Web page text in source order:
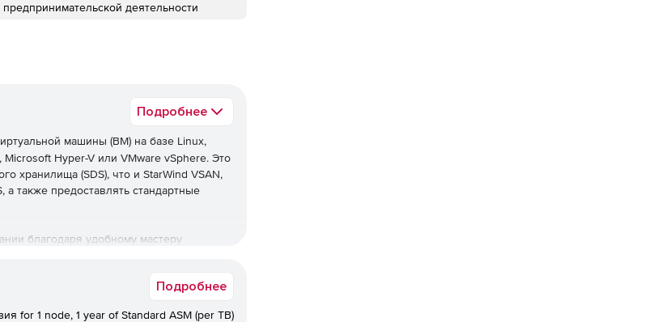
предпринимательской деятельности
Подробнее
машины (ВМ) на базе Linux,
Hyper-V или VMware vSphere. Это
хранилища (SDS), что и StarWind VSAN,
также предоставлять стандартные
благодаря удобному мастеру
Подробнее
for 1 node, 1 year of Standard ASM (per TB)